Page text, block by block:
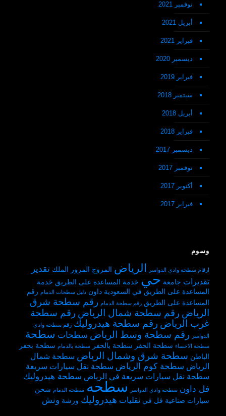
نوفمبر 2021
أبريل 2021
فبراير 2021
ديسمبر 2020
فبراير 2019
سبتمبر 2018
أبريل 2018
فبراير 2018
ديسمبر 2017
نوفمبر 2017
أكتوبر 2017
فبراير 2017
وسوم
ارقام سطحة وادي الدواسر الرياض المروج المرور الملك تقدير
تقديرات جامعة حي خدمة المساعدة على الطريق خدمة
المساعدة على الطريق في السعودية داون دليل سطحات الدمام رقم
المساعدة على الطريق رقم سطحة الدمام رقم سطحة شرق
الرياض رقم سطحة شمال الرياض رقم سطحة
غرب الرياض رقم سطحة هيدروليك رقم سطحة وادي
الدواسر
رقم سطحة وسط الرياض سطحات سطحة
سطحة الاحساء سطحة الحفر سطحة بالحفر سطحة بالدمام سطحة بحفر
الباطن سطحة شرق وشمال الرياض سطحة شمال
الرياض سطحة كوم الرياض سطحة نقل سيارات سريعة
سطحة نقل سيارات سريعة في الرياض سطحة هيدروليك
فل داون سطحة وادي الدواسر سطحه سطحه الدمام شحن
سيارات صناعية فل في نقليات هيدروليك ورشة ونش